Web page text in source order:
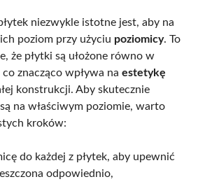
niezwykle istotne jest, aby na
poziom przy użyciu poziomicy. To
że płytki są ułożone równo w
znacząco wpływa na estetykę
konstrukcji. Aby skutecznie
na właściwym poziomie, warto
kroków:
do każdej z płytek, aby upewnić
odpowiednio,